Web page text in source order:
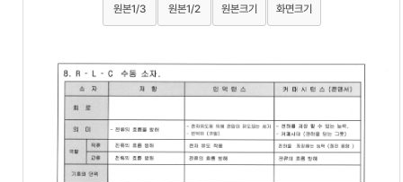
원본1/3 원본1/2 원본크기 화면크기